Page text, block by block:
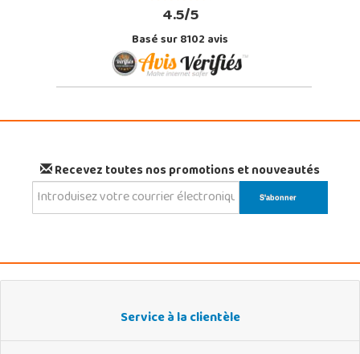
4.5/5
Basé sur 8102 avis
Recevez toutes nos promotions et nouveautés
Service à la clientèle